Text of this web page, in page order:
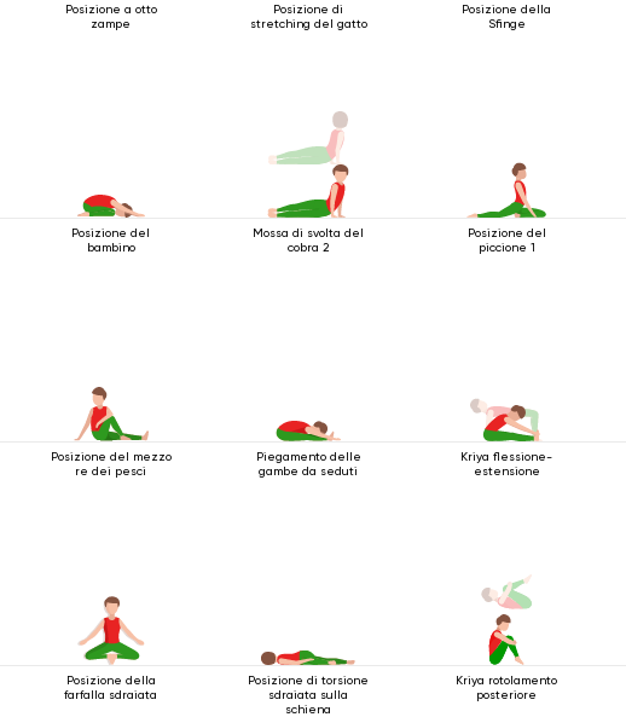
Posizione a otto
zampe
Posizione di
stretching del gatto
Posizione della
Sfinge
Posizione del
bambino
Mossa di svolta del
cobra 2
Posizione del
piccione 1
Posizione del mezzo
re dei pesci
Piegamento delle
gambe da seduti
Kriya flessione-
estensione
Posizione della
farfalla sdraiata
Posizione di torsione
sdraiata sulla
schiena
Kriya rotolamento
posteriore